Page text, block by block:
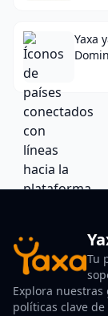
Yaxa
Tu
Explora
políticas clave